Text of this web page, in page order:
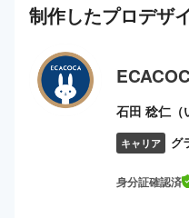
制作したプロデザ
石田 稔仁（
キャリア グ
身分証確認済